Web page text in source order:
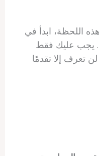
اللحظة، ابدأ في
يجب عليك فقط
تعرف إلا تقدمًا